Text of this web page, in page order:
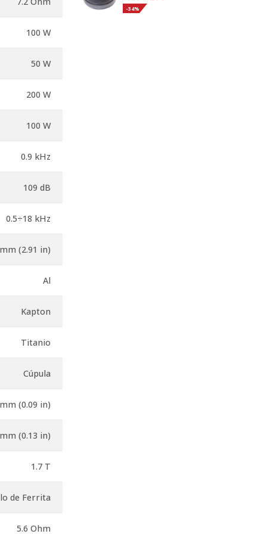
100 W
50 W
200 W
100 W
0.9 kHz
109 dB
0.5÷18 kHz
(2.91 in)
Al
Kapton
Titanio
Cúpula
(0.09 in)
(0.13 in)
1.7 T
de Ferrita
5.6 Ohm
precio
-34%